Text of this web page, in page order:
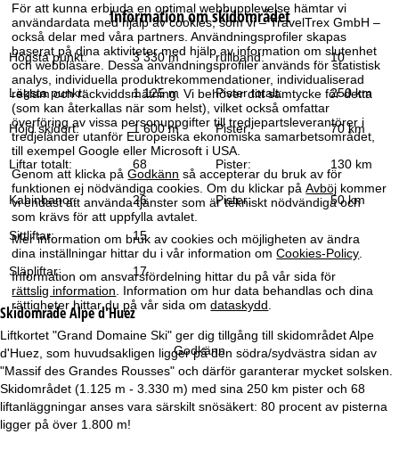
För att kunna erbjuda en optimal webbupplevelse hämtar vi
användardata med hjälp av cookies, som vi – TravelTrex GmbH –
också delar med våra partners. Användningsprofiler skapas
baserat på dina aktiviteter med hjälp av information om slutenhet
och webbläsare. Dessa användningsprofiler används för statistisk
analys, individuella produktrekommendationer, individualiserad
reklam och räckviddsmätning. Vi behöver ditt samtycke för detta
(som kan återkallas när som helst), vilket också omfattar
överföring av vissa personuppgifter till tredjepartsleverantörer i
tredjeländer utanför Europeiska ekonomiska samarbetsområdet,
till exempel Google eller Microsoft i USA.
Genom att klicka påGodkänn så accepterar du bruk av för
funktionen ej nödvändiga cookies. Om du klickar påAvböj kommer
vi endast att använda tjänster som är tekniskt nödvändiga och
som krävs för att uppfylla avtalet.
Mer information om bruk av cookies och möjligheten av ändra
dina inställningar hittar du i vår information omCookies-Policy
Information om ansvarsfördelning hittar du på vår sida för
rättslig information . Information om hur data behandlas och dina
rättigheter hittar du på vår sida omdataskydd
Godkänn
r
t
s
i
d
a
Information om skidområdet
Högsta punkt: 3 330 m rullband: 10
Lägsta punkt: 1 125 m Pister totalt: 250 km
Höjd skidort: 1 600 m Pister: 70 km
Liftar totalt: 68 Pister: 130 km
Kabinbanor: 26 Pister: 50 km
Sittliftar: 15
Släpliftar: 17
SkidområdeAlpe d'Huez
Liftkortet "Grand Domaine Ski" ger dig tillgång till skidområdet Alpe
d'Huez, som huvudsakligen ligger på den södra/sydvästra sidan av
"Massif des Grandes Rousses" och därför garanterar mycket solsken.
Skidområdet (1.125 m - 3.330 m) med sina 250 km pister och 68
liftanläggningar anses vara särskilt snösäkert: 80 procent av pisterna
ligger på över 1.800 m!